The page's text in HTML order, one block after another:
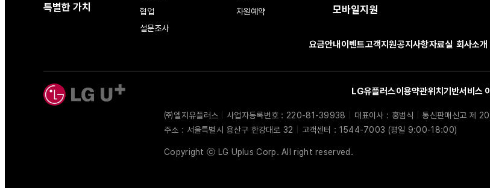
특별한 가치
협업
설문조사
자원예약
모바일지원
요금안내이벤트고객지원공지사항자료실 회사소개
LG유플러스이용약관위치기반서비스
㈜엘지유플러스 사업자등록번호 : 220-81-39938 대표이사 : 홍범식
통신판매신고 제
주소 : 서울특별시 용산구 한강대로 32
고객센터 : 1544-7003 (평일 9:00-18:00)
Copyright ⓒ LG Uplus Corp. All right reserved.